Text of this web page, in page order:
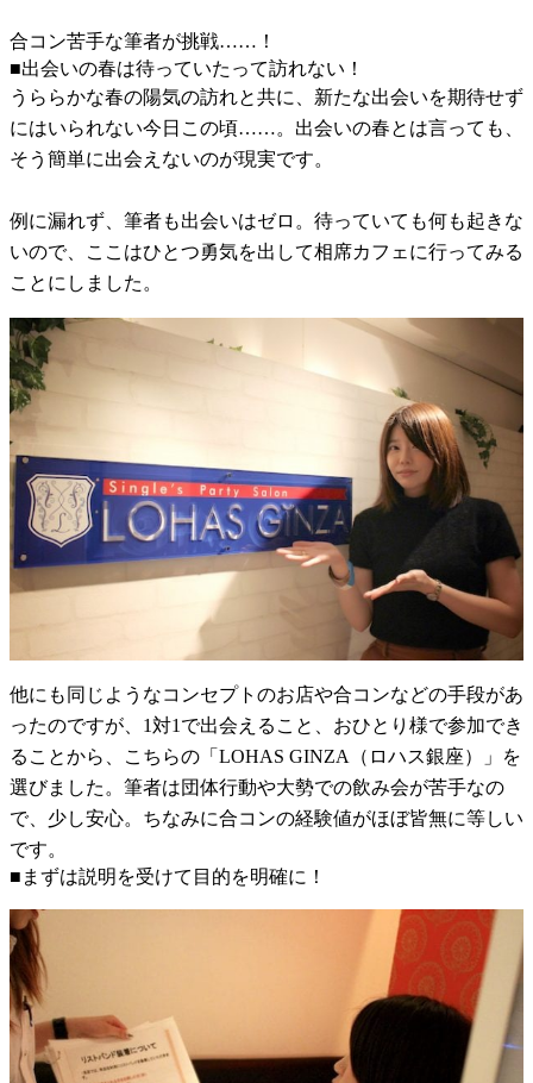
合コン苦手な筆者が挑戦……！
■出会いの春は待っていたって訪れない！
うららかな春の陽気の訪れと共に、新たな出会いを期待せず
にはいられない今日この頃……。出会いの春とは言っても、
そう簡単に出会えないのが現実です。
例に漏れず、筆者も出会いはゼロ。待っていても何も起きな
いので、ここはひとつ勇気を出して相席カフェに行ってみる
ことにしました。
他にも同じようなコンセプトのお店や合コンなどの手段があ
ったのですが、1対1で出会えること、おひとり様で参加でき
ることから、こちらの「LOHAS GINZA（ロハス銀座）」を
選びました。筆者は団体行動や大勢での飲み会が苦手なの
で、少し安心。ちなみに合コンの経験値がほぼ皆無に等しい
です。
■まずは説明を受けて目的を明確に！